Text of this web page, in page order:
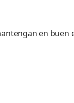
en